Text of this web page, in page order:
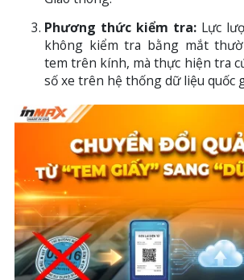
Phương thức kiểm tra: Lực
không kiểm tra bằng mắt
tem trên kính, mà thực hiện tra
số xe trên hệ thống dữ liệu quốc